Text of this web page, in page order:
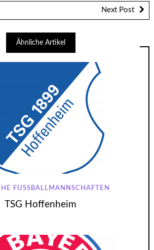
Next Post
Ähnliche Artikel
FUSSBALLMANNSCHAFTEN
TSG Hoffenheim